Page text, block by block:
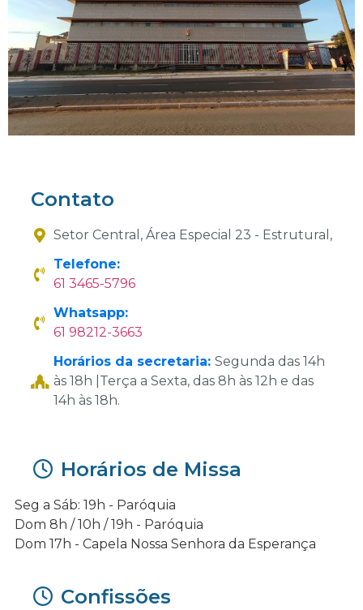
Contato
Setor Central, Área Especial 23 - Estrutural,
Telefone:
61 3465-5796
Whatsapp:
61 98212-3663
Horários da secretaria: Segunda das 14h
às 18h |Terça a Sexta, das 8h às 12h e das
14h às 18h.
Horários de Missa
Seg a Sáb: 19h - Paróquia
Dom 8h / 10h / 19h - Paróquia
Dom 17h - Capela Nossa Senhora da Esperança
Confissões